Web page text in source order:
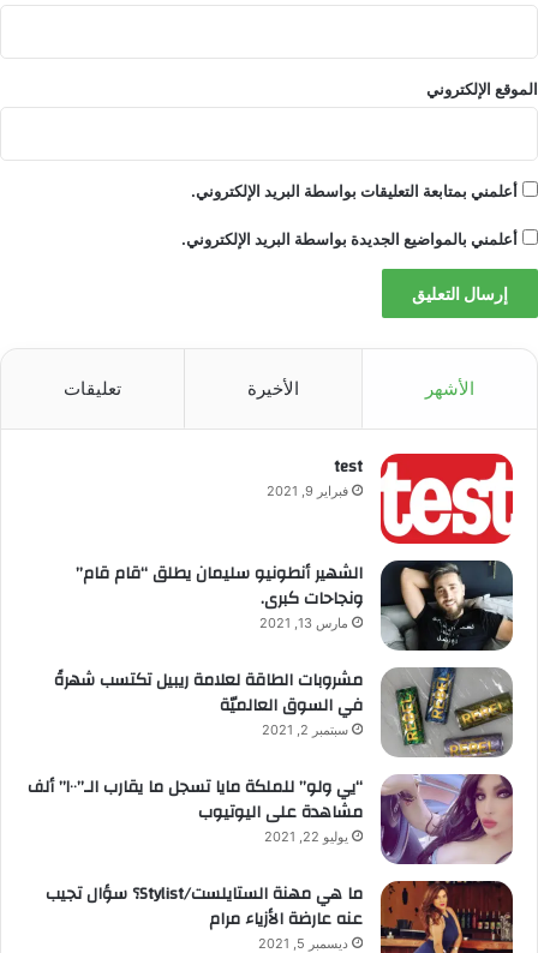
ل
ي
س
م
ر
الموقع الإلكتروني
أعلمني بمتابعة التعليقات بواسطة البريد الإلكتروني.
أعلمني بالمواضيع الجديدة بواسطة البريد الإلكتروني.
الأشهر الأخيرة تعليقات
test
فبراير 9, 2021
الشهير أنطونيو سليمان يطلق “قام قام”
ونجاحات كبرى.
مارس 13, 2021
مشروبات الطاقة لعلامة ريبيل تكتسب شهرةً
في السوق العالميّة
سبتمبر 2, 2021
“يي ولو” للملكة مايا تسجل ما يقارب الـ”١٠٠” ألف
مشاهدة على اليوتيوب
يوليو 22, 2021
ما هي مهنة الستايلست/Stylist؟ سؤال تجيب
عنه عارضة الأزياء مرام
ديسمبر 5, 2021